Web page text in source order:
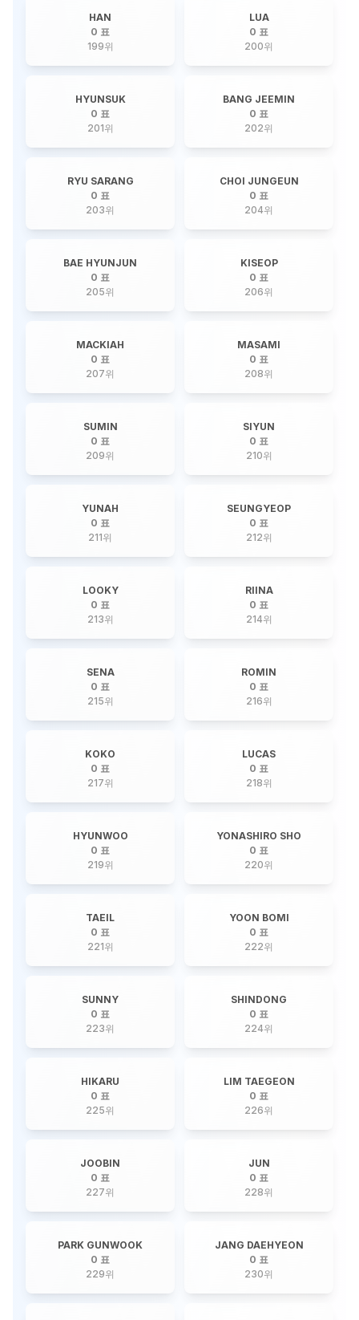
HAN
0 표
199위
LUA
0 표
200위
HYUNSUK
0 표
201위
BANG JEEMIN
0 표
202위
RYU SARANG
0 표
203위
CHOI JUNGEUN
0 표
204위
BAE HYUNJUN
0 표
205위
KISEOP
0 표
206위
MACKIAH
0 표
207위
MASAMI
0 표
208위
SUMIN
0 표
209위
SIYUN
0 표
210위
YUNAH
0 표
211위
SEUNGYEOP
0 표
212위
LOOKY
0 표
213위
RIINA
0 표
214위
SENA
0 표
215위
ROMIN
0 표
216위
KOKO
0 표
217위
LUCAS
0 표
218위
HYUNWOO
0 표
219위
YONASHIRO SHO
0 표
220위
TAEIL
0 표
221위
YOON BOMI
0 표
222위
SUNNY
0 표
223위
SHINDONG
0 표
224위
HIKARU
0 표
225위
LIM TAEGEON
0 표
226위
JOOBIN
0 표
227위
JUN
0 표
228위
PARK GUNWOOK
0 표
229위
JANG DAEHYEON
0 표
230위